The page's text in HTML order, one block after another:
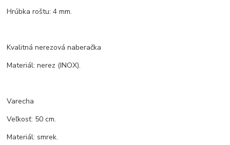
Hrúbka roštu: 4 mm.
Kvalitná nerezová naberačka
Materiál: nerez (INOX).
Varecha
Veľkosť: 50 cm.
Materiál: smrek.